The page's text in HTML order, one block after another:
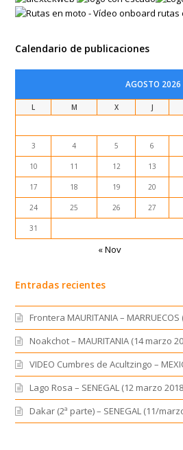
Calendario de publicaciones
AGOSTO 2026
L M X J
3 4 5 6
10 11 12 13
17 18 19 20
24 25 26 27
31
« Nov
Entradas recientes
Frontera MAURITANIA –
Noakchot – MAURITANIA (14 marzo
VIDEO Cumbres de Acultzingo –
Lago Rosa – SENEGAL (12 marzo
Dakar (2ª parte) – SENEGAL (11/